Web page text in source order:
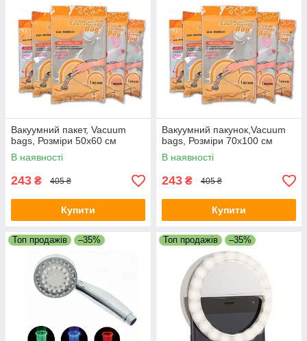
Вакуумний пакет, Vacuum
bags, Розміри 50x60 см
В наявності
243 ₴ 405 ₴
Купити
Вакуумний пакунок,Vacuum
bags, Розміри 70x100 см
В наявності
243 ₴ 405 ₴
Купити
Топ продажів –35% Топ продажів –35%